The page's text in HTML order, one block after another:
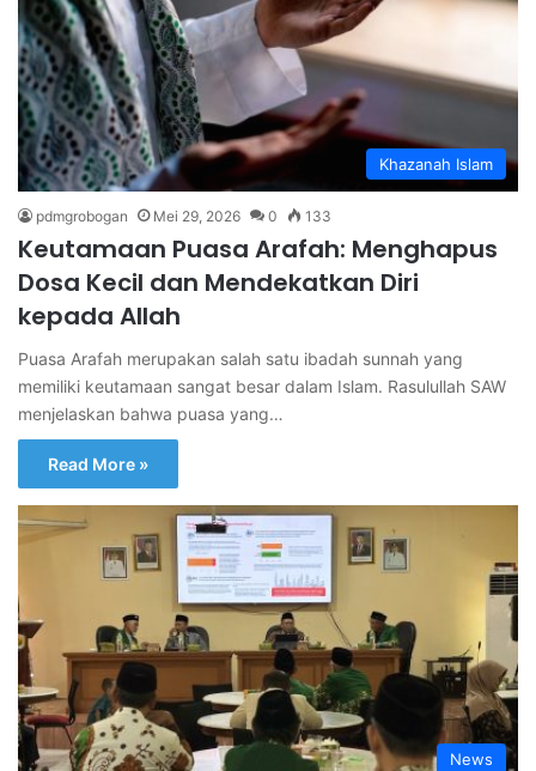
Khazanah Islam
pdmgrobogan Mei 29, 2026 0 133
Keutamaan Puasa Arafah: Menghapus
Dosa Kecil dan Mendekatkan Diri
kepada Allah
Puasa Arafah merupakan salah satu ibadah sunnah yang
memiliki keutamaan sangat besar dalam Islam. Rasulullah SAW
menjelaskan bahwa puasa yang…
Read More »
News